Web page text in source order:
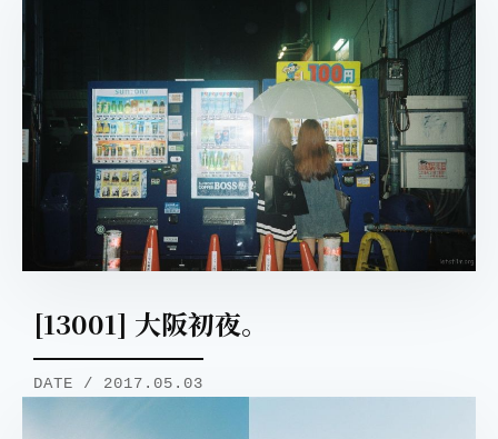
[13001] 大阪初夜。
DATE / 2017.05.03